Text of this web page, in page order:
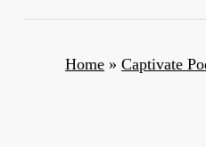
Home »Captivate